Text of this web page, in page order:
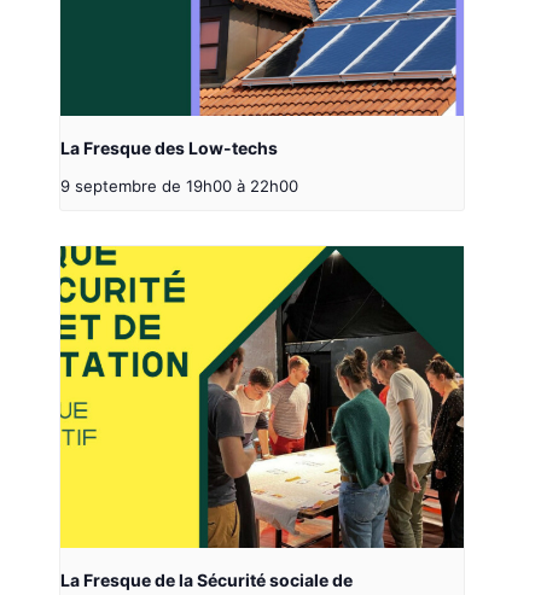
La Fresque des Low-techs
9 septembre de 19h00 à 22h00
La Fresque de la Sécurité sociale de